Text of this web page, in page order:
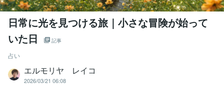
日常に光を見つける旅｜小さな冒険が始って
いた日
記事
占い
エルモリヤ レイコ
2026/03/21 06:08